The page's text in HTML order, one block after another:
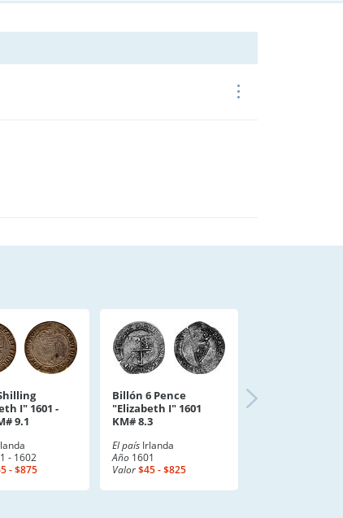
I" 1601 -
9.1
- 1602
- $875
Billón 6 Pence
"Elizabeth I" 1601
KM# 8.3
El país Irlanda
Año 1601
Valor$45 - $825